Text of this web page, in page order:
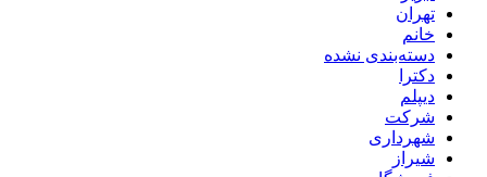
تهران
خانم
دسته‌بندی نشده
دکترا
دیپلم
شرکت
شهرداری
شیراز